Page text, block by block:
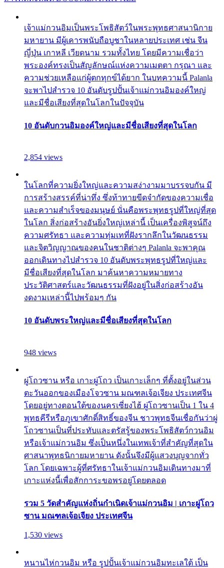
เจ้าแม่กวนอิมเป็นพระโพธิสัตว์ในพระพุทธศาสนานิกาย
มหายาน มีผู้เคารพนับถือบูชาในหลายประเทศ เช่น จีน
ญี่ปุ่น เกาหลี เวียดนาม รวมทั้งไทย โดยมีความเชื่อว่า
พระองค์ทรงเป็นสัญลักษณ์แห่งความเมตตา กรุณา และ
ความช่วยเหลือแก่ผู้ตกทุกข์ได้ยาก ในบทความนี้ Palanla
จะพาไปสำรวจ 10 อันดับรูปปั้นเจ้าแม่กวนอิมองค์ใหญ่
และมีชื่อเสียงที่สุดในโลกในปัจจุบัน
10 อันดับกวนอิมองค์ใหญ่และมีชื่อเสียงที่สุดในโลก
2,854 views
ในโลกที่ความยิ่งใหญ่และความสง่างามมาบรรจบกัน มี
การสร้างสรรค์ที่น่าทึ่ง ซึ่งท้าทายขีดจำกัดของความเชื่อ
และความสำเร็จของมนุษย์ นั่นคือพระพุทธรูปที่ใหญ่ที่สุด
ในโลก สิ่งก่อสร้างอันยิ่งใหญ่เหล่านี้ เป็นเครื่องพิสูจน์ถึง
ความศรัทธา และความทุ่มเทที่ฝังรากลึกในวัฒนธรรม
และจิตวิญญาณของคนในชาติต่างๆ Palanla จะพาคุณ
ออกเดินทางไปสำรวจ 10 อันดับพระพุทธรูปที่ใหญ่และ
มีชื่อเสียงที่สุดในโลก มาค้นหาความหมายทาง
ประวัติศาสตร์และวัฒนธรรมที่ฝังอยู่ในสิ่งก่อสร้างอัน
งดงามเหล่านี้ไปพร้อมๆ กัน
10 อันดับพระใหญ่และมีชื่อเสียงที่สุดในโลก
948 views
ผู่โถวซาน หรือ เกาะผู่โถว เป็นเกาะเล็กๆ ที่ตั้งอยู่ในส่วน
ตะวันออกของเมืองโจวซาน มณฑลเจ้อเจียง ประเทศจีน
โดยอยู่ทางตอนใต้ของนครเซี่ยงไฮ้ ผู่โถวซานเป็น 1 ใน 4
พุทธคีรีหรือภูเขาศักดิ์สิทธิ์ของจีน ชาวพุทธจีนเชื่อกันว่าผู่
โถวซานเป็นที่ประทับและตรัสรู้ของพระโพธิสัตว์กวนอิม
หรือเจ้าแม่กวนอิม ซึ่งเป็นหนึ่งในเทพเจ้าที่สำคัญที่สุดใน
ศาสนาพุทธนิกายมหายาน ดังนั้นจึงมีผู้แสวงบุญจากทั่ว
โลก โดยเฉพาะผู้ที่ศรัทธาในเจ้าแม่กวนอิมเดินทางมาที่
เกาะแห่งนี้เพื่อสักการะขอพรอยู่โดยตลอด
รวม 5 วัดสำคัญแห่งถิ่นกำเนิดเจ้าแม่กวนอิม | เกาะผู่โถว
ซาน มณฑลเจ้อเจียง ประเทศจีน
1,530 views
หนานไห่กวนอิม หรือ รูปปั้นเจ้าแม่กวนอิมทะเลใต้ เป็น